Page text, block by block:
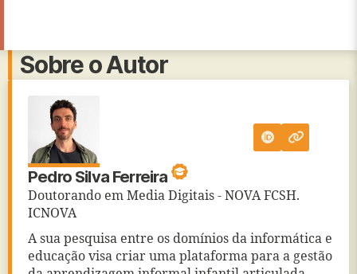
Sobre o Autor
Pedro Silva Ferreira
Doutorando em Media Digitais - NOVA FCSH.
ICNOVA
A sua pesquisa entre os domínios da informática e
educação visa criar uma plataforma para a gestão